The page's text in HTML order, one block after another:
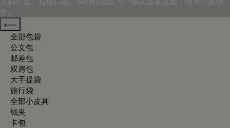
全。
Previous categories
全部包袋
公文包
邮差包
双肩包
大手提袋
旅行袋
全部小皮具
钱夹
卡包